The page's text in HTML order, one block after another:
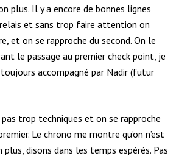
plus. Il y a encore de bonnes lignes
et sans trop faire attention on
et on se rapproche du second. On le
le passage au premier check point, je
accompagné par Nadir (futur
trop techniques et on se rapproche
Le chrono me montre qu’on n’est
plus, disons dans les temps espérés. Pas